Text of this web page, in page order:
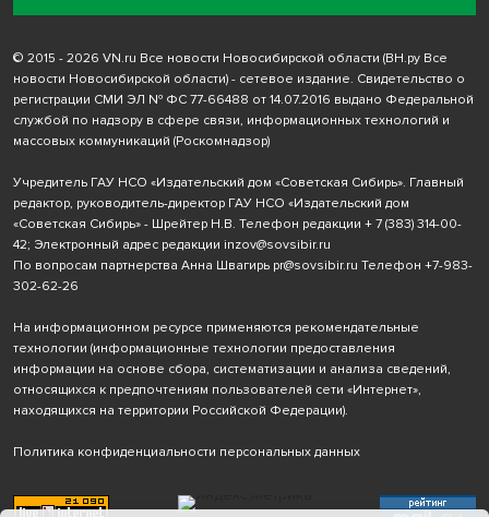
© 2015 - 2026 VN.ru Все новости Новосибирской области (ВН.ру Все
новости Новосибирской области) - сетевое издание. Свидетельство о
регистрации СМИ ЭЛ № ФС 77-66488 от 14.07.2016 выдано Федеральной
службой по надзору в сфере связи, информационных технологий и
массовых коммуникаций (Роскомнадзор)
Учредитель ГАУ НСО «Издательский дом «Советская Сибирь». Главный
редактор, руководитель-директор ГАУ НСО «Издательский дом
«Советская Сибирь» - Шрейтер Н.В. Телефон редакции + 7 (383) 314-00-
42; Электронный адрес редакции inzov@sovsibir.ru
По вопросам партнерства Анна Швагирь pr@sovsibir.ru Телефон +7-983-
302-62-26
На информационном ресурсе применяются рекомендательные
технологии (информационные технологии предоставления
информации на основе сбора, систематизации и анализа сведений,
относящихся к предпочтениям пользователей сети «Интернет»,
находящихся на территории Российской Федерации).
Политика конфиденциальности персональных данных